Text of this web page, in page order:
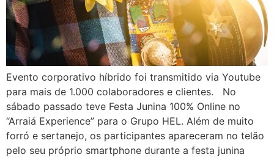
Evento corporativo híbrido foi transmitido via Youtube
para mais de 1.000 colaboradores e clientes. No
sábado passado teve Festa Junina 100% Online no
“Arraiá Experience” para o Grupo HEL. Além de muito
forró e sertanejo, os participantes apareceram no telão
pelo seu próprio smartphone durante a festa junina